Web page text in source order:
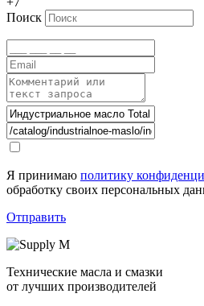
Поиск
Я принимаю политику
обработку своих персональных
Отправить
Технические масла и смазки
от лучших производителей